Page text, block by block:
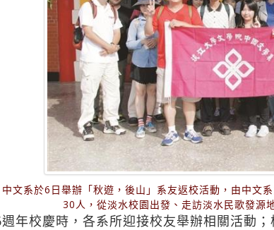
中文系於6日舉辦「秋遊，後山」系友返校活動，由中文
30人，從淡水校園出發、走訪淡水民歌發源
年校慶時，各系所迎接校友舉辦相關活動